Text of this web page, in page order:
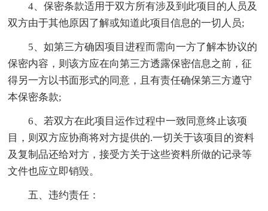
4、保密条款适用于双方所有涉及到此项目的人员及
双方由于其他原因了解或知道此项目信息的一切人员;
5、如第三方确因项目进程而需向一方了解本协议的
保密内容，则该方应在向第三方透露保密信息之前，征
得另一方以书面形式的同意，且有责任确保第三方遵守
本保密条款;
6、若双方在此项目运作过程中一致同意终止该项
目，则双方应协商将对方提供的.一切关于该项目的资料
及复制品还给对方，接受方关于这些资料所做的记录等
文件也应立即销毁。
五、违约责任：